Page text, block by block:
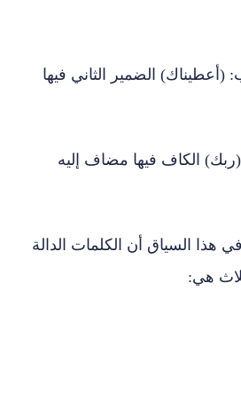
الضمير الثاني فيها
الكاف فيها مضاف إليه
السياق أن الكلمات الدالة
هي: